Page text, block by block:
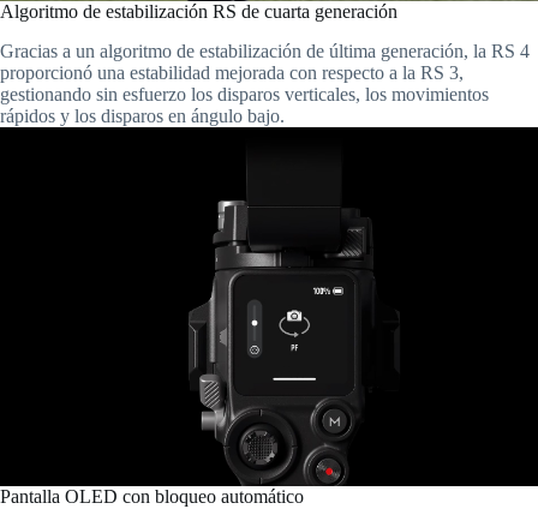
Algoritmo de estabilización RS de cuarta generación
Gracias a un algoritmo de estabilización de última generación, la RS 4
proporcionó una estabilidad mejorada con respecto a la RS 3,
gestionando sin esfuerzo los disparos verticales, los movimientos
rápidos y los disparos en ángulo bajo.
Pantalla OLED con bloqueo automático